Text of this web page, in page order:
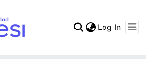
Log In